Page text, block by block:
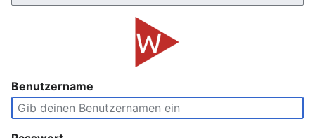
Benutzername